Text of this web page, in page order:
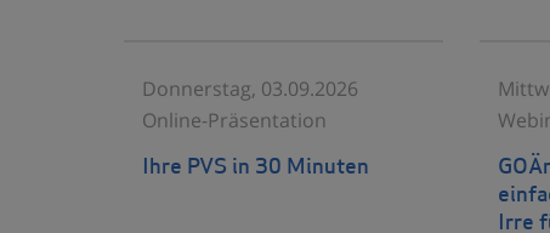
Donnerstag, 03.09.2026
Online-Präsentation
Ihre PVS in 30 Minuten
Irre